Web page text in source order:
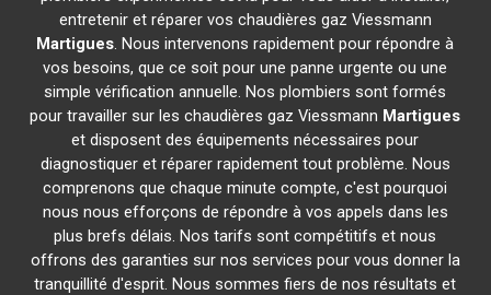
entretenir et réparer vos chaudières gaz Viessmann
Martigues. Nous intervenons rapidement pour répondre à
vos besoins, que ce soit pour une panne urgente ou une
simple vérification annuelle. Nos plombiers sont formés
pour travailler sur les chaudières gaz Viessmann Martigues
et disposent des équipements nécessaires pour
diagnostiquer et réparer rapidement tout problème. Nous
comprenons que chaque minute compte, c'est pourquoi
nous nous efforçons de répondre à vos appels dans les
plus brefs délais. Nos tarifs sont compétitifs et nous
offrons des garanties sur nos services pour vous donner la
tranquillité d'esprit. Nous sommes fiers de nos résultats et